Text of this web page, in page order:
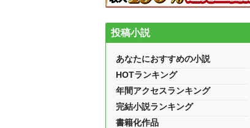
投稿小説
あなたにおすすめの小説
HOTランキング
年間アクセスランキング
完結小説ランキング
書籍化作品